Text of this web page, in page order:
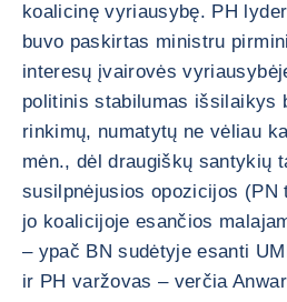
koalicinę vyriausybę. PH
buvo paskirtas ministru
interesų įvairovės
politinis stabilumas išsilaikys
rinkimų, numatytų ne vėliau
mėn., dėl draugiškų santykių
susilpnėjusios opozicijos (PN
jo koalicijoje esančios
– ypač BN sudėtyje esanti
ir PH varžovas – verčia